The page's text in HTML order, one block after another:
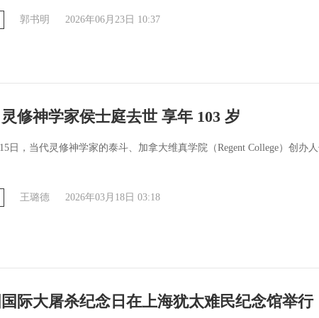
郭书明 2026年06月23日 10:37
修神学家侯士庭去世 享年 103 岁
日，当代灵修神学家的泰斗、加拿大维真学院（Regent College）创办
王璐德 2026年03月18日 03:18
际大屠杀纪念日在上海犹太难民纪念馆举行